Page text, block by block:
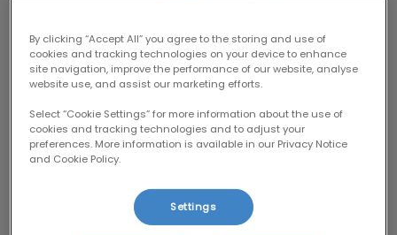
Ingo Majonica
Dr. med. vet
Mehr erfahren
Gereon Winkler
By clicking “Accept All” you agree to the storing and use of
cookies and tracking technologies on your device to enhance
site navigation, improve the performance of our website, analyse
website use, and assist our marketing efforts.
Select “Cookie Settings” for more information about the use of
cookies and tracking technologies and to adjust your
preferences. More information is available in our Privacy Notice
and Cookie Policy.
Settings